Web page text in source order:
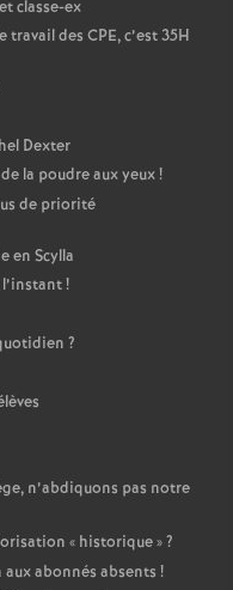
classe-ex
travail des CPE, c’est 35H
Dexter
la poudre aux yeux!
de priorité
en Scylla
!
?
n’abdiquons pas notre
« historique»?
aux abonnés absents !